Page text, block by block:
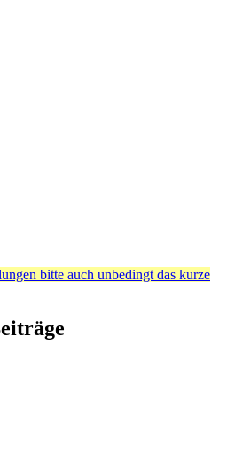
bitte auch unbedingt das kurze